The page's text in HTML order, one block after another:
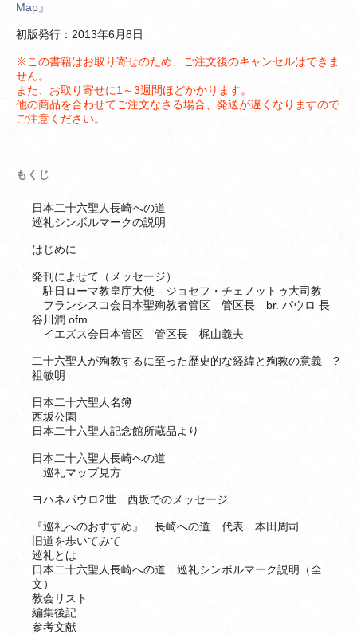
Map』
初版発行：2013年6月8日
※この書籍はお取り寄せのため、ご注文後のキャンセルはできま
せん。
また、お取り寄せに1～3週間ほどかかります。
他の商品を合わせてご注文なさる場合、発送が遅くなりますので
ご注意ください。
もくじ
日本二十六聖人長崎への道
巡礼シンボルマークの説明
はじめに
発刊によせて（メッセージ）
駐日ローマ教皇庁大使 ジョセフ・チェノットゥ大司教
フランシスコ会日本聖殉教者管区 管区長 br. パウロ 長
谷川潤 ofm
イエズス会日本管区 管区長 梶山義夫
二十六聖人が殉教するに至った歴史的な経緯と殉教の意義 ?
祖敏明
日本二十六聖人名簿
西坂公園
日本二十六聖人記念館所蔵品より
日本二十六聖人長崎への道
巡礼マップ見方
ヨハネパウロ2世 西坂でのメッセージ
『巡礼へのおすすめ』 長崎への道 代表 本田周司
旧道を歩いてみて
巡礼とは
日本二十六聖人長崎への道 巡礼シンボルマーク説明（全
文）
教会リスト
編集後記
参考文献